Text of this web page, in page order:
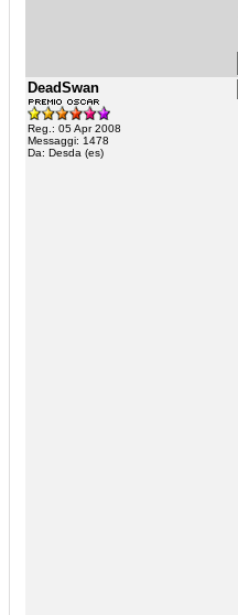
DeadSwan
Reg.: 05 Apr 2008
Messaggi: 1478
Da: Desda (es)